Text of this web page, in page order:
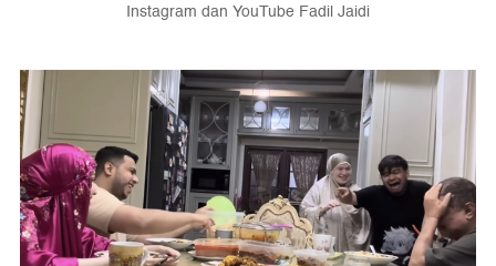
Instagram dan YouTube Fadil Jaidi